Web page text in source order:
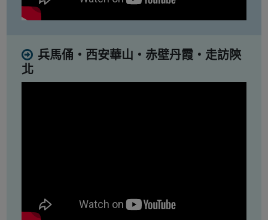
兵馬俑・西安華山・赤壁丹霞・走訪陝
北